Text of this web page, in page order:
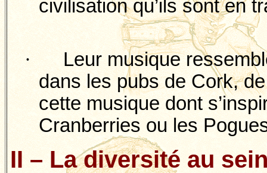
civilisation qu’ils sont en
·
Leur musique
dans les pubs de Cork,
cette musique dont
Cranberries ou les
II – La diversité au